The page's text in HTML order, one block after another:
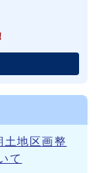
土地区画整
て